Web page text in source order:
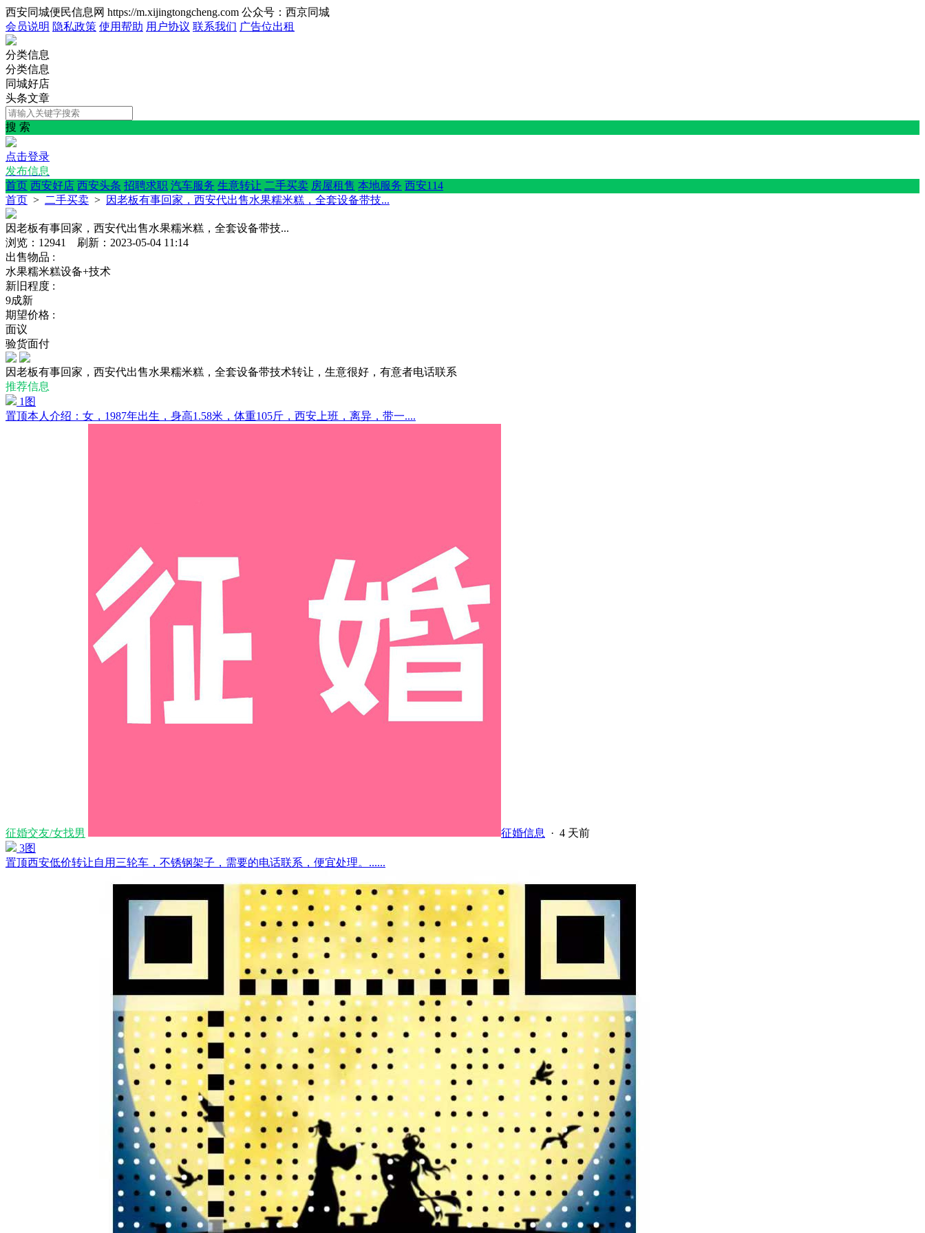
西安同城便民信息网 https://m.xijingtongcheng.com 公众号：西京同城
会员说明 隐私政策 使用帮助 用户协议 联系我们 广告位出租
分类信息
分类信息
同城好店
头条文章
搜 索
点击登录
发布信息
首页 西安好店 西安头条 招聘求职 汽车服务 生意转让 二手买卖 房屋租售 本地服务 西安114
首页 > 二手买卖 > 因老板有事回家，西安代出售水果糯米糕，全套设备带技...
因老板有事回家，西安代出售水果糯米糕，全套设备带技...
浏览：12941 刷新：2023-05-04 11:14
出售物品 :
水果糯米糕设备+技术
新旧程度 :
9成新
期望价格 :
面议
验货面付
因老板有事回家，西安代出售水果糯米糕，全套设备带技术转让，生意很好，有意者电话联系
推荐信息
1图
置顶本人介绍：女，1987年出生，身高1.58米，体重105斤，西安上班，离异，带一....
征婚交友/女找男 征婚信息 · 4 天前
3图
置顶西安低价转让自用三轮车，不锈钢架子，需要的电话联系，便宜处理。......